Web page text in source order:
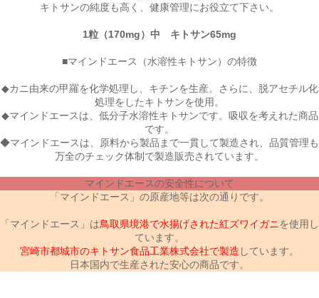
キトサンの純度も高く、健康管理にお役立て下さい。
1粒（170mg）中 キトサン65mg
■マインドエース（水溶性キトサン）の特徴
◆カニ由来の甲羅を化学処理し、キチンを生産。さらに、脱アセチル化
処理をしたキトサンを使用。
◆マインドエースは、 低分子水溶性キトサンです。吸収を考えれた商品
です。
◆マインドエースは、
原料から製品まで一貫して製造され、品質管理も
万全のチェック体制で製造販売されています。
マインドエースの安全性について
「マインドエース」の原産地等は次の通りです。
「マインドエース」は鳥取県境港で水揚げされた紅ズワイガニを使用し
ています。
宮崎市都城市のキトサン食品工業株式会社で製造 しています。
日本国内で生産された安心の商品です。